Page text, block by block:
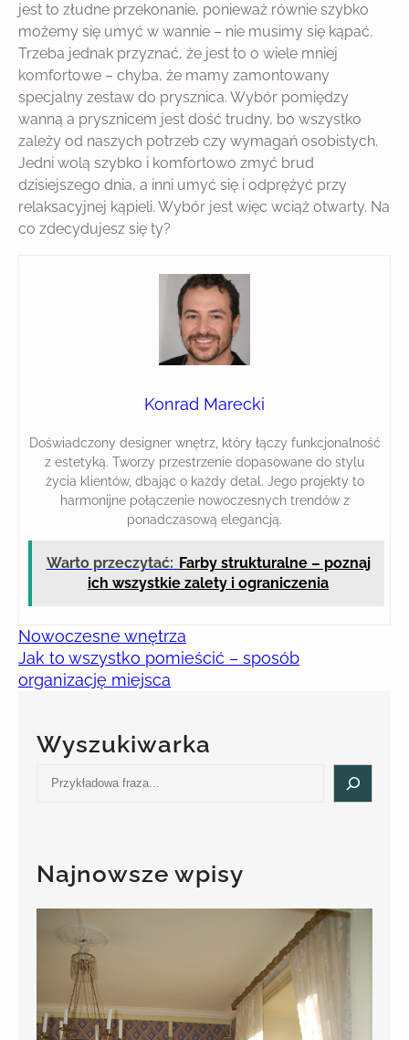
jest to złudne przekonanie, ponieważ równie szybko
możemy się umyć w wannie – nie musimy się kąpać.
Trzeba jednak przyznać, że jest to o wiele mniej
komfortowe – chyba, że mamy zamontowany
specjalny zestaw do prysznica. Wybór pomiędzy
wanną a prysznicem jest dość trudny, bo wszystko
zależy od naszych potrzeb czy wymagań osobistych.
Jedni wolą szybko i komfortowo zmyć brud
dzisiejszego dnia, a inni umyć się i odprężyć przy
relaksacyjnej kąpieli. Wybór jest więc wciąż otwarty. Na
co zdecydujesz się ty?
Konrad Marecki
Doświadczony designer wnętrz, który łączy funkcjonalność
z estetyką. Tworzy przestrzenie dopasowane do stylu
życia klientów, dbając o każdy detal. Jego projekty to
harmonijne połączenie nowoczesnych trendów z
ponadczasową elegancją.
Warto przeczytać: Farby strukturalne – poznaj
ich wszystkie zalety i ograniczenia
Nowoczesne wnętrza
Jak to wszystko pomieścić – sposób
organizację miejsca
Wyszukiwarka
c
hNajnowsze wpisy